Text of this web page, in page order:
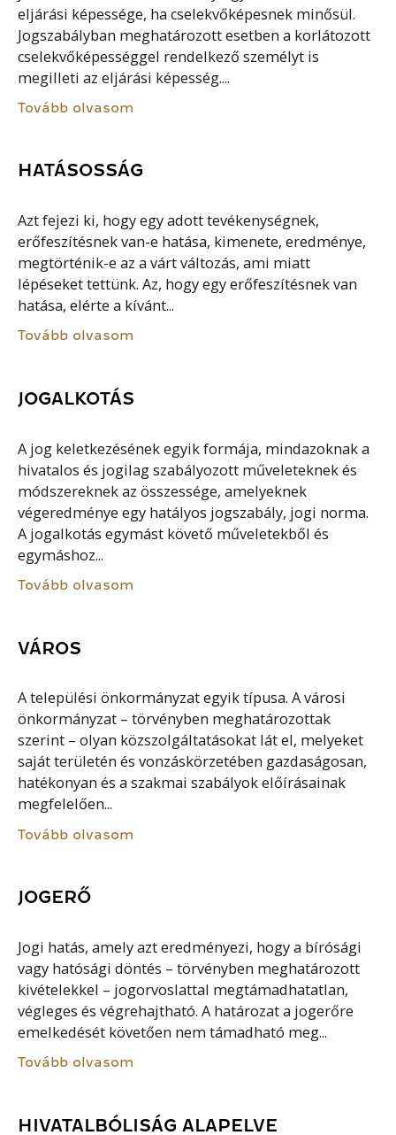
eljárási képessége, ha cselekvőképesnek minősül.
Jogszabályban meghatározott esetben a korlátozott
cselekvőképességgel rendelkező személyt is
megilleti az eljárási képesség....
Tovább olvasom
HATÁSOSSÁG
Azt fejezi ki, hogy egy adott tevékenységnek,
erőfeszítésnek van-e hatása, kimenete, eredménye,
megtörténik-e az a várt változás, ami miatt
lépéseket tettünk. Az, hogy egy erőfeszítésnek van
hatása, elérte a kívánt...
Tovább olvasom
JOGALKOTÁS
A jog keletkezésének egyik formája, mindazoknak a
hivatalos és jogilag szabályozott műveleteknek és
módszereknek az összessége, amelyeknek
végeredménye egy hatályos jogszabály, jogi norma.
A jogalkotás egymást követő műveletekből és
egymáshoz...
Tovább olvasom
VÁROS
A települési önkormányzat egyik típusa. A városi
önkormányzat – törvényben meghatározottak
szerint – olyan közszolgáltatásokat lát el, melyeket
saját területén és vonzáskörzetében gazdaságosan,
hatékonyan és a szakmai szabályok előírásainak
megfelelően...
Tovább olvasom
JOGERŐ
Jogi hatás, amely azt eredményezi, hogy a bírósági
vagy hatósági döntés – törvényben meghatározott
kivételekkel – jogorvoslattal megtámadhatatlan,
végleges és végrehajtható. A határozat a jogerőre
emelkedését követően nem támadható meg...
Tovább olvasom
HIVATALBÓLISÁG ALAPELVE